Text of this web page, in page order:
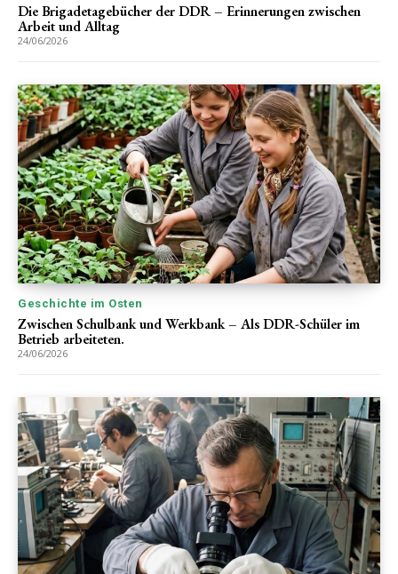
Die Brigadetagebücher der DDR – Erinnerungen zwischen
Arbeit und Alltag
24/06/2026
Geschichte im Osten
Zwischen Schulbank und Werkbank – Als DDR-Schüler im
Betrieb arbeiteten.
24/06/2026